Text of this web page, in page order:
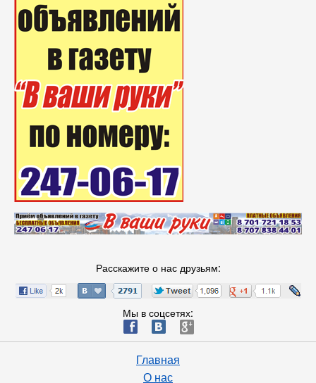
Расскажите о нас друзьям:
Мы в соцсетях:
ä æ è
Главная
О нас